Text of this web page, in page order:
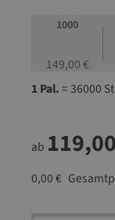
1000
149,00 €
1 Pal.= 36000
ab
0,00 €